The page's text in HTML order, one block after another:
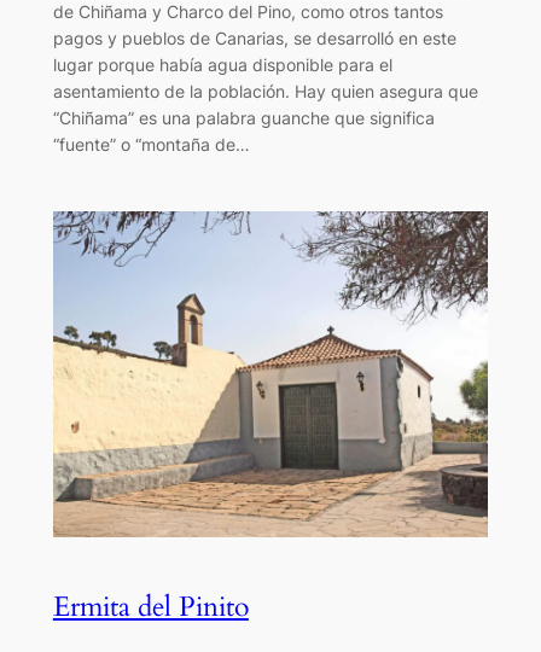
de Chiñama y Charco del Pino, como otros tantos
pagos y pueblos de Canarias, se desarrolló en este
lugar porque había agua disponible para el
asentamiento de la población. Hay quien asegura que
“Chiñama” es una palabra guanche que significa
“fuente” o “montaña de…
Ermita del Pinito